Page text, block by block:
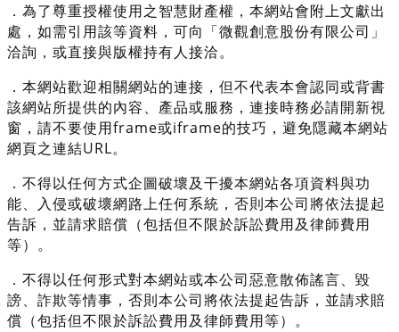
．為了尊重授權使用之智慧財產權，本網站會附上文獻出
處，如需引用該等資料，可向「微觀創意股份有限公司」
洽詢，或直接與版權持有人接洽。
．本網站歡迎相關網站的連接，但不代表本會認同或背書
該網站所提供的內容、產品或服務，連接時務必請開新視
窗，請不要使用frame或iframe的技巧，避免隱藏本網站
網頁之連結URL。
．不得以任何方式企圖破壞及干擾本網站各項資料與功
能、入侵或破壞網路上任何系統，否則本公司將依法提起
告訴，並請求賠償（包括但不限於訴訟費用及律師費用
等）。
．不得以任何形式對本網站或本公司惡意散佈謠言、毀
謗、詐欺等情事，否則本公司將依法提起告訴，並請求賠
償（包括但不限於訴訟費用及律師費用等）。